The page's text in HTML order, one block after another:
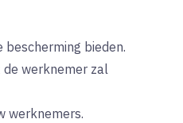
bescherming bieden.
de werknemer zal
werknemers.